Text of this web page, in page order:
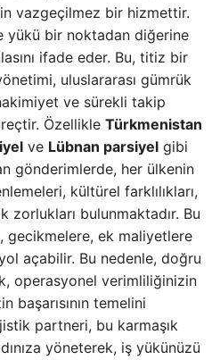
vazgeçilmez bir hizmettir.
yükü bir noktadan diğerine
ifade eder. Bu, titiz bir
uluslararası gümrük
ve sürekli takip
Özellikle Türkmenistan
ve Lübnan parsiyel gibi
gönderimlerde, her ülkenin
kültürel farklılıkları,
zorlukları bulunmaktadır. Bu
gecikmelere, ek maliyetlere
açabilir. Bu nedenle, doğru
operasyonel verimliliğinizin
başarısının temelini
partneri, bu karmaşık
yöneterek, iş yükünüzü